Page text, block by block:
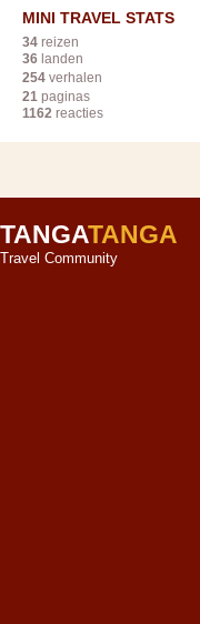
MINI TRAVEL STATS
34 reizen
36 landen
254 verhalen
21 paginas
1162 reacties
TANGATANGA
Travel Community